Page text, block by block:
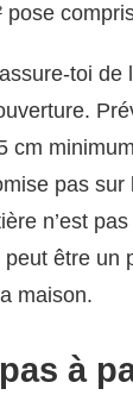
pose
toi de
cm
pas sur
n’est pas
être un
maison.
à